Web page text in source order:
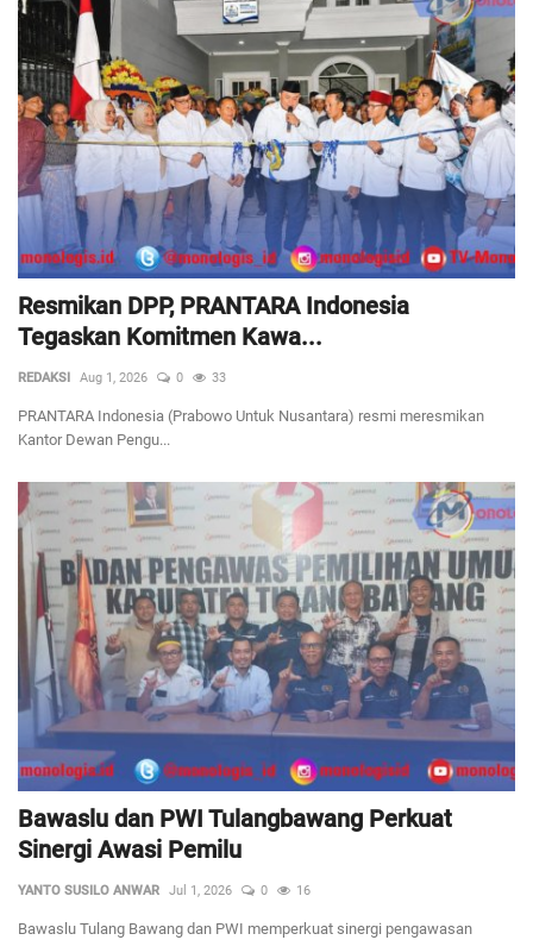
Resmikan DPP, PRANTARA Indonesia
Tegaskan Komitmen Kawa...
REDAKSI Aug 1, 2026 0 33
PRANTARA Indonesia (Prabowo Untuk Nusantara) resmi meresmikan
Kantor Dewan Pengu...
Bawaslu dan PWI Tulangbawang Perkuat
Sinergi Awasi Pemilu
YANTO SUSILO ANWAR Jul 1, 2026 0 16
Bawaslu Tulang Bawang dan PWI memperkuat sinergi pengawasan